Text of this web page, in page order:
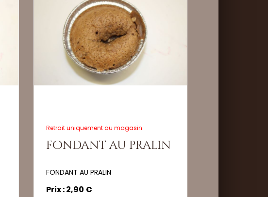
Retrait uniquement au magasin
fondant au pralin
FONDANT AU PRALIN
Prix : 2,90 €